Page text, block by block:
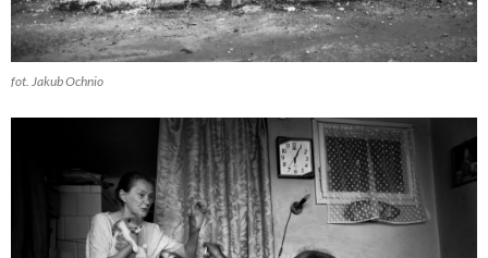
fot. Jakub Ochnio